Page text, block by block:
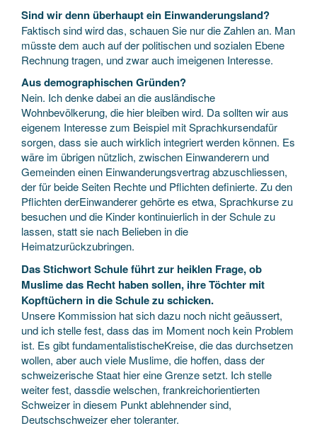
Sind wir denn überhaupt ein Einwanderungsland?
Faktisch sind wird das, schauen Sie nur die Zahlen an. Man
müsste dem auch auf der politischen und sozialen Ebene
Rechnung tragen, und zwar auch imeigenen Interesse.
Aus demographischen Gründen?
Nein. Ich denke dabei an die ausländische
Wohnbevölkerung, die hier bleiben wird. Da sollten wir aus
eigenem Interesse zum Beispiel mit Sprachkursendafür
sorgen, dass sie auch wirklich integriert werden können. Es
wäre im übrigen nützlich, zwischen Einwanderern und
Gemeinden einen Einwanderungsvertrag abzuschliessen,
der für beide Seiten Rechte und Pflichten definierte. Zu den
Pflichten derEinwanderer gehörte es etwa, Sprachkurse zu
besuchen und die Kinder kontinuierlich in der Schule zu
lassen, statt sie nach Belieben in die
Heimatzurückzubringen.
Das Stichwort Schule führt zur heiklen Frage, ob
Muslime das Recht haben sollen, ihre Töchter mit
Kopftüchern in die Schule zu schicken.
Unsere Kommission hat sich dazu noch nicht geäussert,
und ich stelle fest, dass das im Moment noch kein Problem
ist. Es gibt fundamentalistischeKreise, die das durchsetzen
wollen, aber auch viele Muslime, die hoffen, dass der
schweizerische Staat hier eine Grenze setzt. Ich stelle
weiter fest, dassdie welschen, frankreichorientierten
Schweizer in diesem Punkt ablehnender sind,
Deutschschweizer eher toleranter.